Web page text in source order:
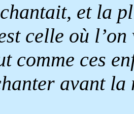
et la
celle où
comme ces
avant la